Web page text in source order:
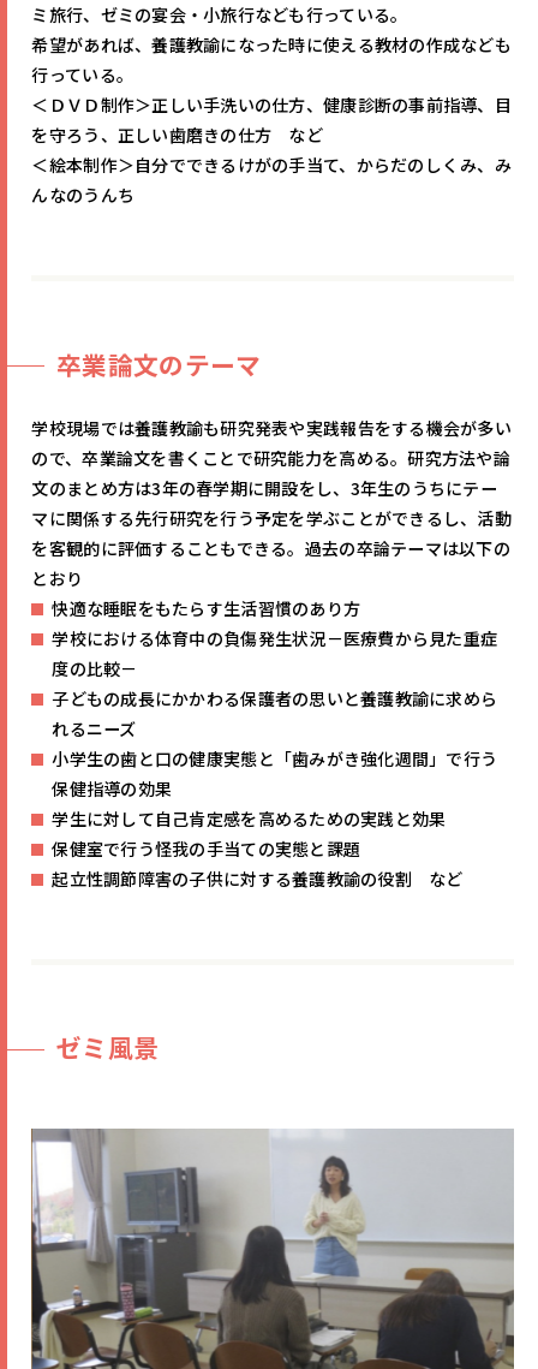
ミ旅行、ゼミの宴会・小旅行なども行っている。
希望があれば、養護教諭になった時に使える教材の作成なども
行っている。
＜ＤＶＤ制作＞正しい手洗いの仕方、健康診断の事前指導、目
を守ろう、正しい歯磨きの仕方 など
＜絵本制作＞自分でできるけがの手当て、からだのしくみ、み
んなのうんち
卒業論文のテーマ
学校現場では養護教諭も研究発表や実践報告をする機会が多い
ので、卒業論文を書くことで研究能力を高める。研究方法や論
文のまとめ方は3年の春学期に開設をし、3年生のうちにテー
マに関係する先行研究を行う予定を学ぶことができるし、活動
を客観的に評価することもできる。過去の卒論テーマは以下の
とおり
快適な睡眠をもたらす生活習慣のあり方
学校における体育中の負傷発生状況－医療費から見た重症
度の比較－
子どもの成長にかかわる保護者の思いと養護教諭に求めら
れるニーズ
小学生の歯と口の健康実態と「歯みがき強化週間」で行う
保健指導の効果
学生に対して自己肯定感を高めるための実践と効果
保健室で行う怪我の手当ての実態と課題
起立性調節障害の子供に対する養護教諭の役割 など
ゼミ風景